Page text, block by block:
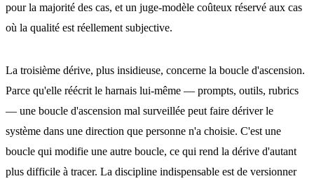
pour la majorité des cas, et un juge-modèle coûteux réservé aux cas
où la qualité est réellement subjective.
La troisième dérive, plus insidieuse, concerne la boucle d'ascension.
Parce qu'elle réécrit le harnais lui-même — prompts, outils, rubrics
— une boucle d'ascension mal surveillée peut faire dériver le
système dans une direction que personne n'a choisie. C'est une
boucle qui modifie une autre boucle, ce qui rend la dérive d'autant
plus difficile à tracer. La discipline indispensable est de versionner